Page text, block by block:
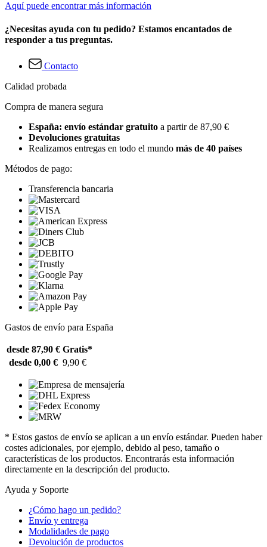
Aquí puede encontrar más información
¿Necesitas ayuda con tu pedido? Estamos encantados de
responder a tus preguntas.
Contacto
Calidad probada
Compra de manera segura
España: envío estándar gratuito a partir de 87,90 €
Devoluciones gratuitas
Realizamos entregas en todo el mundo más de 40 países
Métodos de pago:
Transferencia bancaria
Gastos de envío para España
desde 87,90 € Gratis*
desde 0,00 € 9,90 €
* Estos gastos de envío se aplican a un envío estándar. Pueden haber
costes adicionales, por ejemplo, debido al peso, tamaño o
características de los productos. Encontrarás esta información
directamente en la descripción del producto.
Ayuda y Soporte
¿Cómo hago un pedido?
Envío y entrega
Modalidades de pago
Devolución de productos